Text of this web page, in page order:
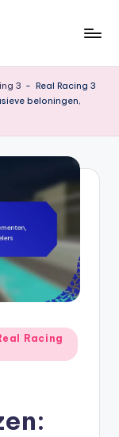
3 - Real Racing 3
beloningen,
Racing